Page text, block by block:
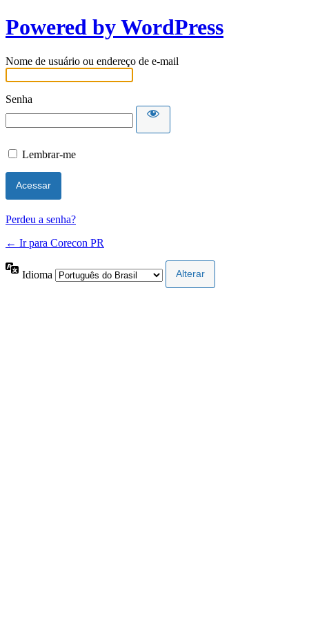
Powered by WordPress
Nome de usuário ou endereço de e-mail
Senha
Lembrar-me
Perdeu a senha?
← Ir para Corecon PR
Idioma